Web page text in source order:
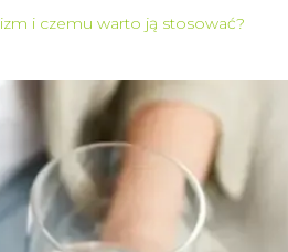
i czemu warto ją stosować?